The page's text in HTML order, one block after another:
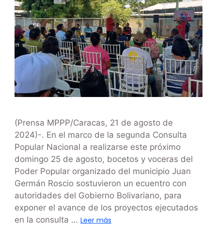
(Prensa MPPP/Caracas, 21 de agosto de
2024)-. En el marco de la segunda Consulta
Popular Nacional a realizarse este próximo
domingo 25 de agosto, bocetos y voceras del
Poder Popular organizado del municipio Juan
Germán Roscio sostuvieron un ecuentro con
autoridades del Gobierno Bolivariano, para
exponer el avance de los proyectos ejecutados
en la consulta … Leer más